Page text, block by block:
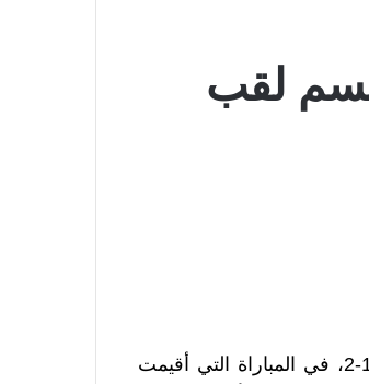
لقب
بنتيجة حذرة أمام نهضة بركان المغربي بالخسارة 1-2، في المباراة التي أقيمت